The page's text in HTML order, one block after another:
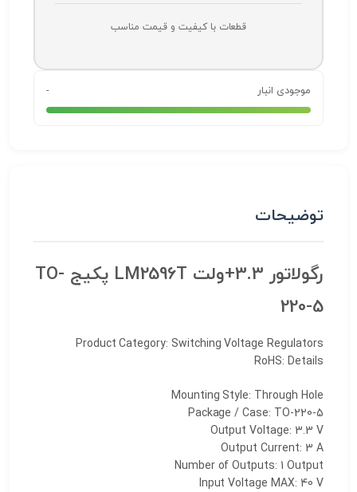
قطعات با کیفیت و قیمت مناسب
موجودی انبار -
توضیحات
رگولاتور 3.3+ولت LM2596T پکیج TO-
220-5
Product Category: Switching Voltage Regulators
RoHS: Details
Mounting Style: Through Hole
Package / Case: TO-220-5
Output Voltage: 3.3 V
Output Current: 3 A
Number of Outputs: 1 Output
Input Voltage MAX: 40 V